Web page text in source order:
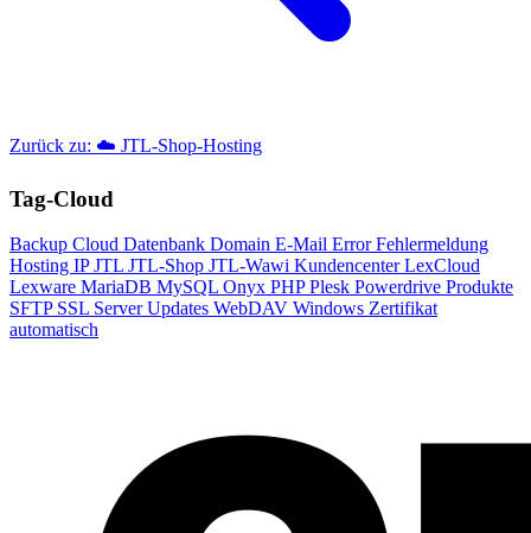
Zurück zu: ☁️ JTL-Shop-Hosting
Tag-Cloud
Backup Cloud Datenbank Domain E-Mail ErrorFehlermeldung
Hosting IPJTL JTL-Shop JTL-Wawi KundencenterLexCloud
Lexware MariaDB MySQL Onyx PHPPlesk Powerdrive Produkte
SFTP SSL ServerUpdates WebDAV Windows Zertifikat
automatisch